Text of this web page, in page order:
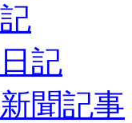
記
聞記事